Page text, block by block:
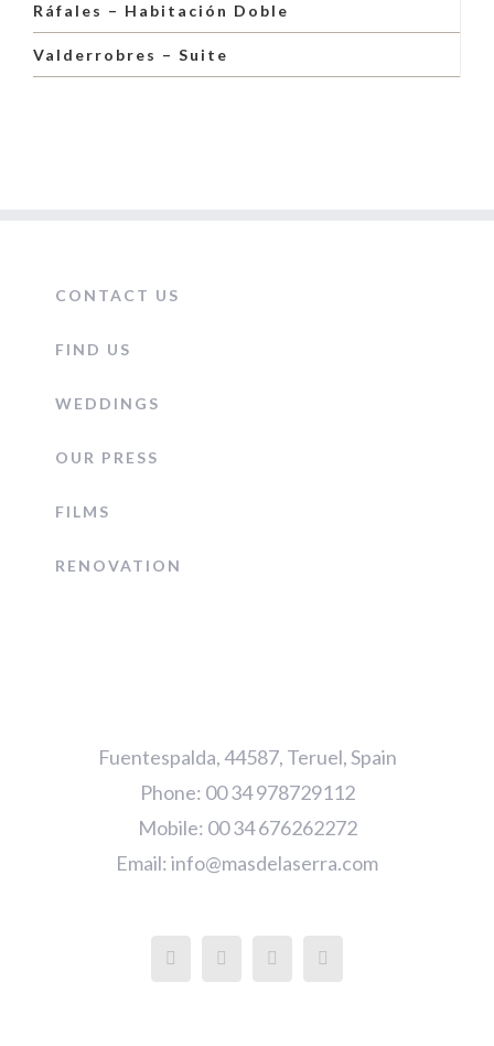
Ráfales – Habitación Doble
Valderrobres – Suite
CONTACT US
FIND US
WEDDINGS
OUR PRESS
FILMS
RENOVATION
Fuentespalda, 44587, Teruel, Spain
Phone: 00 34 978729112
Mobile: 00 34 676262272
Email: info@masdelaserra.com